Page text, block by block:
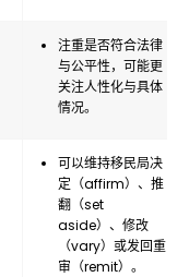
注重是否符合法律
与公平性，可能更
关注人性化与具体
情况。
可以维持移民局决
定（affirm）、推
翻（set
aside）、修改
（vary）或发回重
审（remit）。